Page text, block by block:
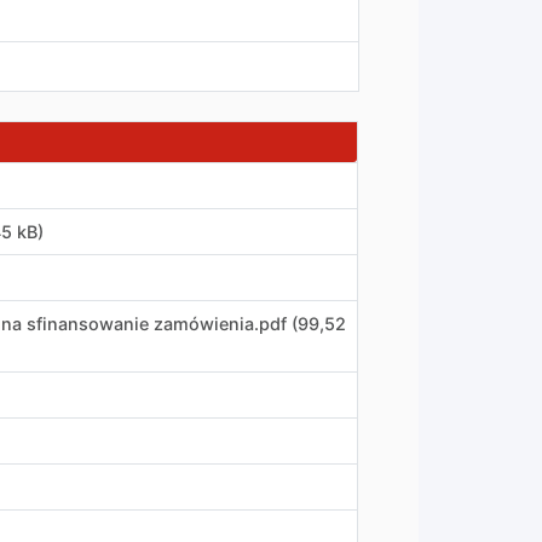
kB)
sfinansowanie zamówienia.pdf (99,52